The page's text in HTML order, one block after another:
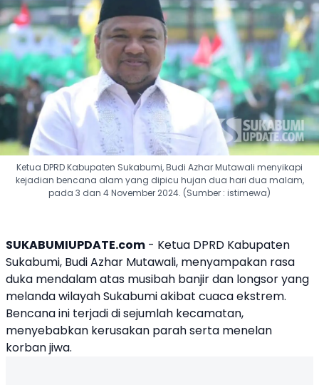
Ketua DPRD Kabupaten Sukabumi, Budi Azhar Mutawali menyikapi
kejadian bencana alam yang dipicu hujan dua hari dua malam,
pada 3 dan 4 November 2024. (Sumber : istimewa)
SUKABUMIUPDATE.com - Ketua DPRD Kabupaten
Sukabumi, Budi Azhar Mutawali, menyampakan rasa
duka mendalam atas musibah banjir dan longsor yang
melanda wilayah Sukabumi akibat cuaca ekstrem.
Bencana ini terjadi di sejumlah kecamatan,
menyebabkan kerusakan parah serta menelan
korban jiwa.